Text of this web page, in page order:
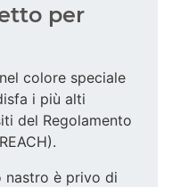
per
colore speciale
i più alti
del Regolamento
nastro è privo di